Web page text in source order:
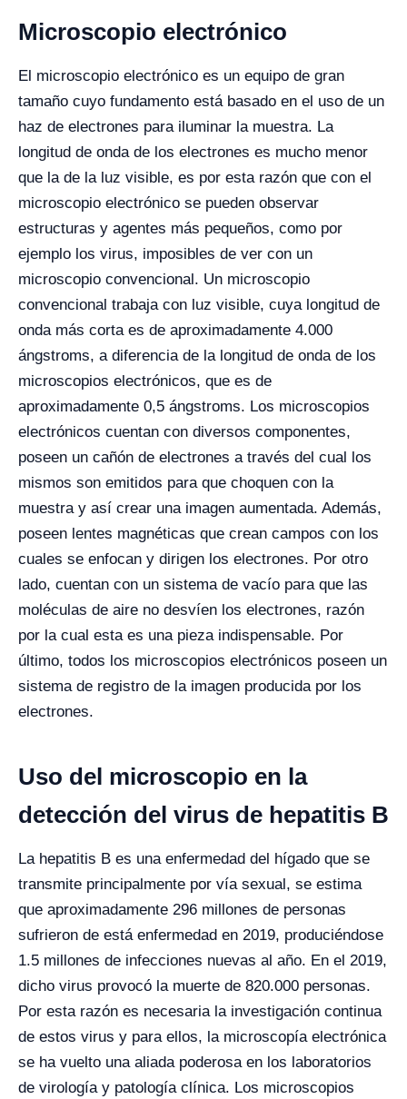
Microscopio electrónico
El microscopio electrónico es un equipo de gran
tamaño cuyo fundamento está basado en el uso de un
haz de electrones para iluminar la muestra. La
longitud de onda de los electrones es mucho menor
que la de la luz visible, es por esta razón que con el
microscopio electrónico se pueden observar
estructuras y agentes más pequeños, como por
ejemplo los virus, imposibles de ver con un
microscopio convencional. Un microscopio
convencional trabaja con luz visible, cuya longitud de
onda más corta es de aproximadamente 4.000
ángstroms, a diferencia de la longitud de onda de los
microscopios electrónicos, que es de
aproximadamente 0,5 ángstroms. Los microscopios
electrónicos cuentan con diversos componentes,
poseen un cañón de electrones a través del cual los
mismos son emitidos para que choquen con la
muestra y así crear una imagen aumentada. Además,
poseen lentes magnéticas que crean campos con los
cuales se enfocan y dirigen los electrones. Por otro
lado, cuentan con un sistema de vacío para que las
moléculas de aire no desvíen los electrones, razón
por la cual esta es una pieza indispensable. Por
último, todos los microscopios electrónicos poseen un
sistema de registro de la imagen producida por los
electrones.
Uso del microscopio en la
detección del virus de hepatitis B
La hepatitis B es una enfermedad del hígado que se
transmite principalmente por vía sexual, se estima
que aproximadamente 296 millones de personas
sufrieron de está enfermedad en 2019, produciéndose
1.5 millones de infecciones nuevas al año. En el 2019,
dicho virus provocó la muerte de 820.000 personas.
Por esta razón es necesaria la investigación continua
de estos virus y para ellos, la microscopía electrónica
se ha vuelto una aliada poderosa en los laboratorios
de virología y patología clínica. Los microscopios